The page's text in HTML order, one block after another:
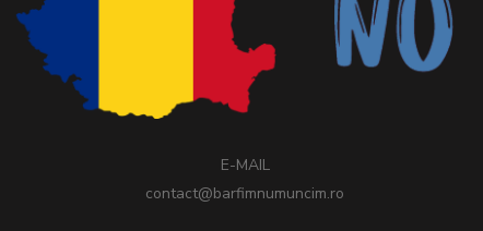
E-MAIL
contact@barfimnumuncim.ro